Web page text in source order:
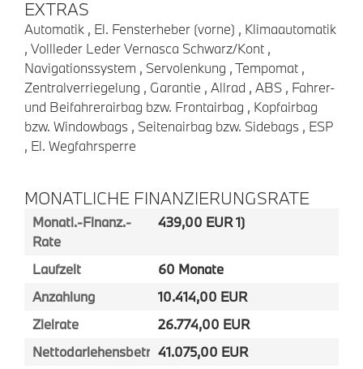
EXTRAS
Automatik , El. Fensterheber (vorne) , Klimaautomatik
, Vollleder Leder Vernasca Schwarz/Kont ,
Navigationssystem , Servolenkung , Tempomat ,
Zentralverriegelung , Garantie , Allrad , ABS , Fahrer-
und Beifahrerairbag bzw. Frontairbag , Kopfairbag
bzw. Windowbags , Seitenairbag bzw. Sidebags , ESP
, El. Wegfahrsperre
MONATLICHE FINANZIERUNGSRATE
Monatl.-Finanz.-
Rate
439,00 EUR 1)
Laufzeit
60 Monate
Anzahlung
10.414,00 EUR
Zielrate
26.774,00 EUR
Nettodarlehensbetrag41.075,00 EUR